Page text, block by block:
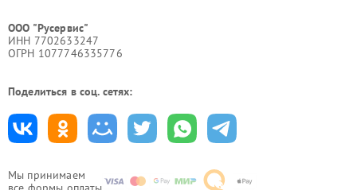
Мы принимаем
ООО "Русервис"
ИНН 7702633247
ОГРН 1077746335776
Поделиться в соц. сетях: